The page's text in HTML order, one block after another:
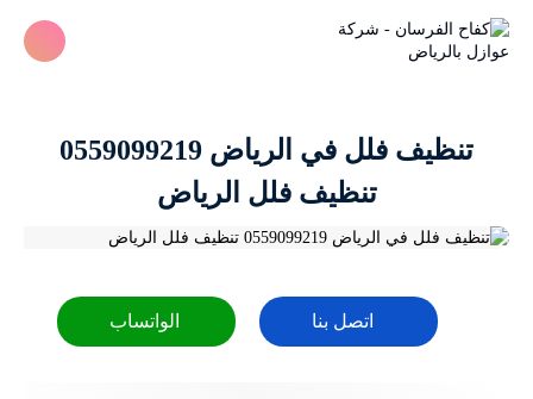
تنظيف فلل في الرياض 0559099219
‏تنظيف فلل الرياض
اتصل بنا الواتساب